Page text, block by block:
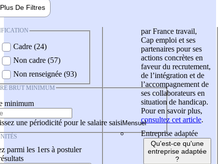
Plus De Filtres
Cadre (24)
Non cadre (57)
Non renseignée (93)
BRUT MINIMUM
minimum
une périodicité pour le salaire saisi
parmi les 1ers à postuler
par France travail,
Cap emploi et ses
partenaires pour ses
actions concrètes en
faveur du recrutement,
de l’intégration et de
l’accompagnement de
ses collaborateurs en
situation de handicap.
Pour en savoir plus,
consultez cet article.
Entreprise adaptée
Qu'est-ce qu'une
entreprise adaptée
?